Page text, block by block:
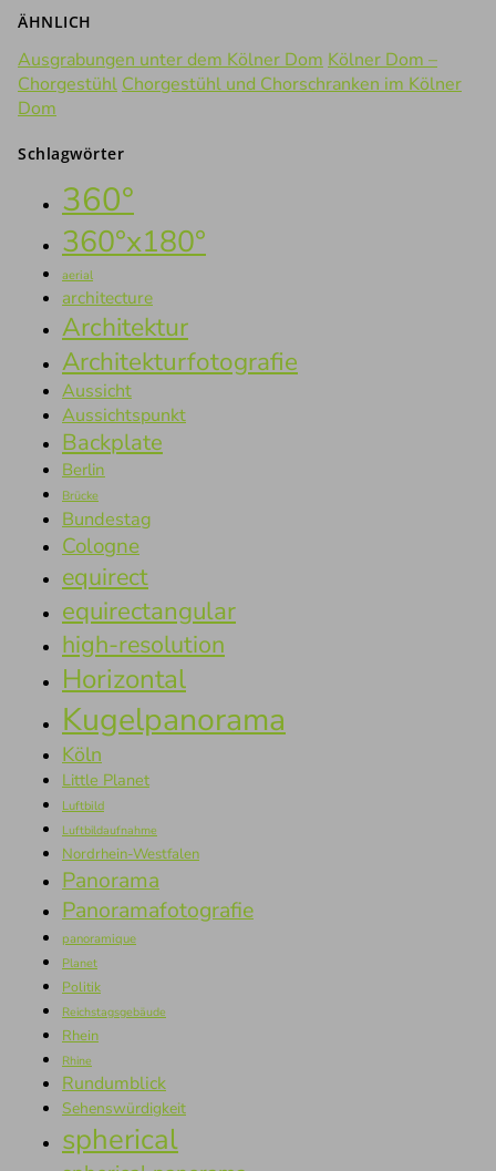
ÄHNLICH
Ausgrabungen unter dem Kölner Dom Kölner Dom –
Chorgestühl Chorgestühl und Chorschranken im Kölner
Dom
Schlagwörter
360°
360°x180°
aerial
architecture
Architektur
Architekturfotografie
Aussicht
Aussichtspunkt
Backplate
Berlin
Brücke
Bundestag
Cologne
equirect
equirectangular
high-resolution
Horizontal
Kugelpanorama
Köln
Little Planet
Luftbild
Luftbildaufnahme
Nordrhein-Westfalen
Panorama
Panoramafotografie
panoramique
Planet
Politik
Reichstagsgebäude
Rhein
Rhine
Rundumblick
Sehenswürdigkeit
spherical